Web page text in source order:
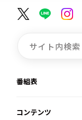
番組表
コンテンツ